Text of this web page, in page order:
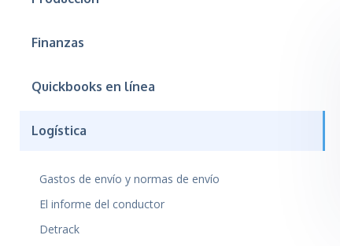
Finanzas
Quickbooks en línea
Logística
Gastos de envío y normas de envío
El informe del conductor
Detrack